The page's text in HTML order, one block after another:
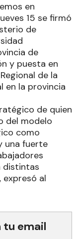
en
15 se firmó
de
de
y puesta en
de la
en la provincia
de quien
del modelo
como
una fuerte
distintas
al
tu email